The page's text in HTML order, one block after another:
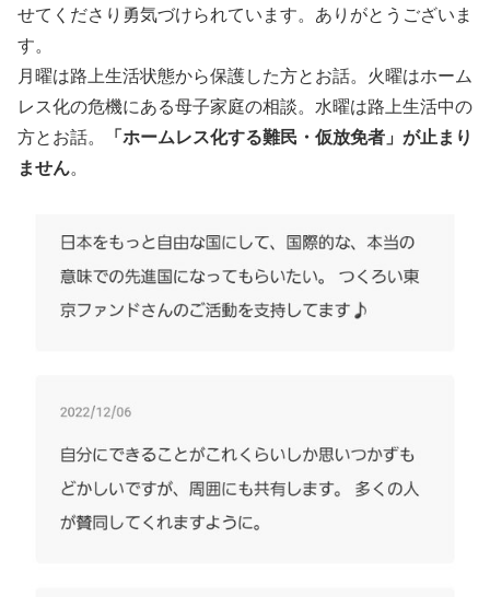
せてくださり勇気づけられています。ありがとうございま
す。
月曜は路上生活状態から保護した方とお話。火曜はホーム
レス化の危機にある母子家庭の相談。水曜は路上生活中の
方とお話。
「ホームレス化する難民・仮放免者」が止まり
ません。